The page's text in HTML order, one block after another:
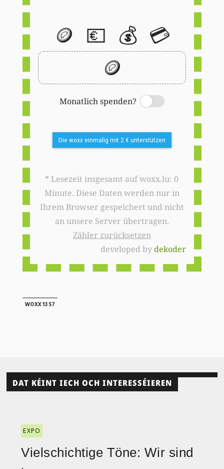
🪙 💶 💰 💳
🪙
Monatlich spenden?
Switch
Die woxx einmalig mit 2 € unterstützen
* Lesezeit insgesamt auf woxx.lu: 0
Minute. Diese Daten werden nur in
Ihrem Browser gespeichert und nicht
an unsere Server übertragen.
Zähler zurücksetzen
developed bydekoder
WOXX1357
DAT KÉINT IECH OCH INTERESSÉIEREN
EXPO
Vielschichtige Töne: Wir sind